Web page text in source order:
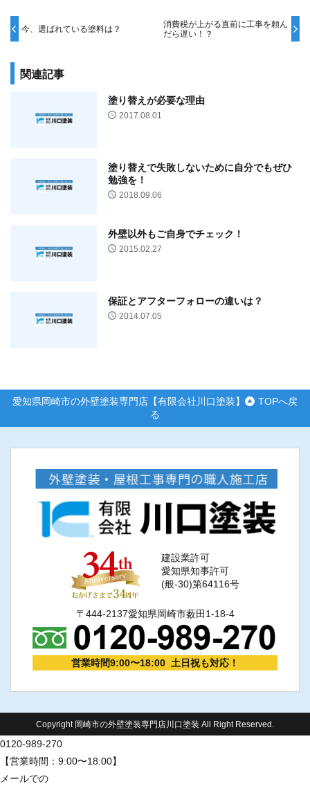
今、選ばれている塗料は？
消費税が上がる直前に工事を頼ん
だら遅い！？
関連記事
塗り替えが必要な理由
2017.08.01
塗り替えで失敗しないために自分でもぜひ
勉強を！
2018.09.06
外壁以外もご自身でチェック！
2015.02.27
保証とアフターフォローの違いは？
2014.07.05
愛知県岡崎市の外壁塗装専門店【有限会社川口塗装】
TOPへ戻
る
建設業許可
愛知県知事許可
(般-30)第64116号
〒444-2137愛知県岡崎市薮田1-18-4
営業時間9:00〜18:00 土日祝も対応！
Copyright 岡崎市の外壁塗装専門店川口塗装 All Right Reserved.
0120-989-270
【営業時間：9:00〜18:00】
メールでの